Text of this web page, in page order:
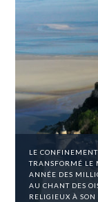
LE
TRANSFORMÉ LE
ANNÉE DES
AU CHANT DES
RELIGIEUX À